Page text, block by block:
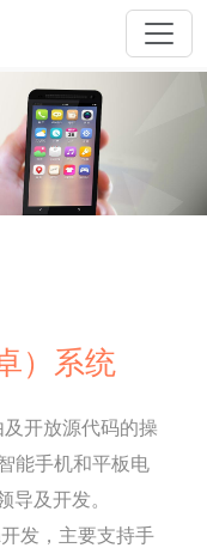
）系统
开放源代码的操
能手机和平板电
导及开发。
发，主要支持手